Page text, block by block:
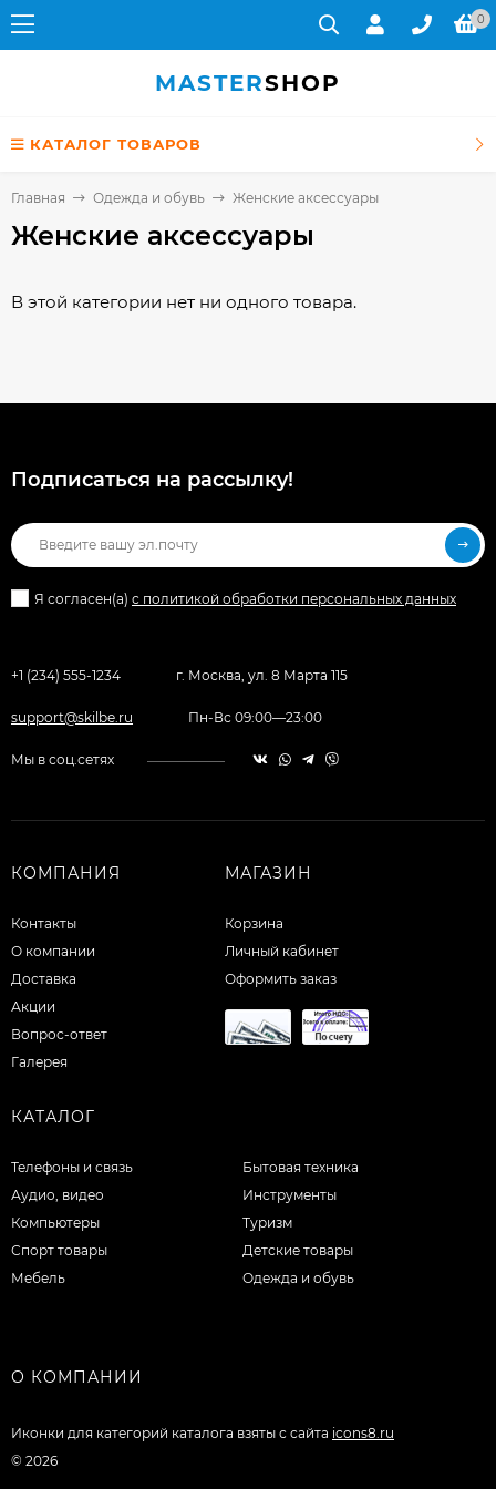
0
MASTERSHOP
КАТАЛОГ ТОВАРОВ
Главная Одежда и обувь Женские аксессуары
Женские аксессуары
В этой категории нет ни одного товара.
Подписаться на рассылкy!
Я согласен(a) с политикой обработки персональных данных
+1 (234) 555-1234 г. Москва, ул. 8 Марта 115
support@skilbe.ru Пн-Вс 09:00—23:00
Мы в соц.сетях
КОМПАНИЯ
Контакты
О компании
Доставка
Акции
Вопрос-ответ
Галерея
МАГАЗИН
Корзина
Личный кабинет
Оформить заказ
КАТАЛОГ
Телефоны и связь
Аудио, видео
Компьютеры
Спорт товары
Мебель
Бытовая техника
Инструменты
Туризм
Детские товары
Одежда и обувь
О КОМПАНИИ
Иконки для категорий каталога взяты с сайта icons8.ru
© 2026